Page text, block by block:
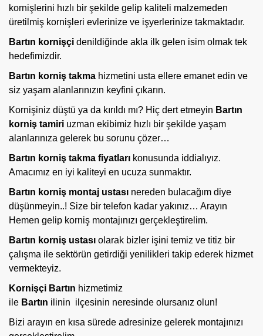
kornişlerini hızlı bir şekilde gelip kaliteli malzemeden
üretilmiş kornişleri evlerinize ve işyerlerinize takmaktadır.
Bartın kornişçi denildiğinde akla ilk gelen isim olmak tek
hedefimizdir.
Bartın korniş takma hizmetini usta ellere emanet edin ve
siz yaşam alanlarınızın keyfini çıkarın.
Kornişiniz düştü ya da kırıldı mı? Hiç dert etmeyin Bartın
korniş tamiri uzman ekibimiz hızlı bir şekilde yaşam
alanlarınıza gelerek bu sorunu çözer…
Bartın korniş takma fiyatları konusunda iddialıyız.
Amacımız en iyi kaliteyi en ucuza sunmaktır.
Bartın korniş montaj ustası nereden bulacağım diye
düşünmeyin..! Size bir telefon kadar yakınız… Arayın
Hemen gelip korniş montajınızı gerçekleştirelim.
Bartın korniş ustası olarak bizler işini temiz ve titiz bir
çalışma ile sektörün getirdiği yenilikleri takip ederek hizmet
vermekteyiz.
Kornişçi Bartın hizmetimiz
ile Bartın ilinin ilçesinin neresinde olursanız olun!
Bizi arayın en kısa sürede adresinize gelerek montajınızı